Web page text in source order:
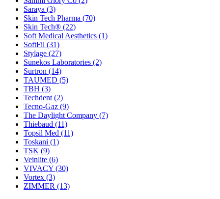
Saraya (3)
Skin Tech Pharma (70)
Skin Tech® (22)
Soft Medical Aesthetics (1)
SoftFil (31)
Stylage (27)
Sunekos Laboratories (2)
Surtron (14)
TAUMED (5)
TBH (3)
Techdent (2)
Tecno-Gaz (9)
The Daylight Company (7)
Thiebaud (11)
Topsil Med (11)
Toskani (1)
TSK (9)
Veinlite (6)
VIVACY (30)
Vortex (3)
ZIMMER (13)